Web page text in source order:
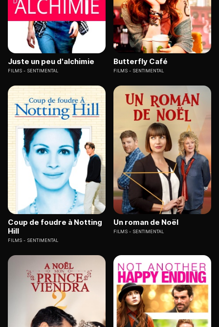
Juste un peu d'alchimie
FILMS SENTIMENTAL
Butterfly Café
FILMS SENTIMENTAL
Coup de foudre à Notting
Hill
FILMS SENTIMENTAL
Un roman de Noël
FILMS SENTIMENTAL